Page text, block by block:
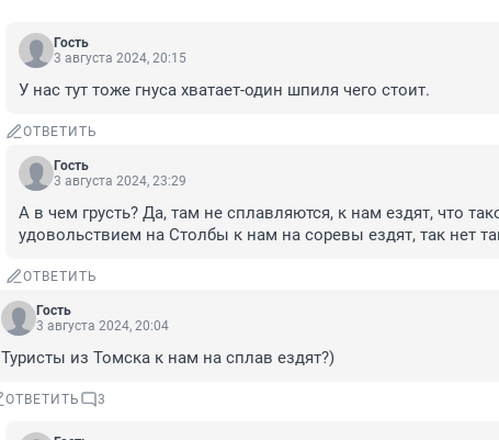
Гость
3 августа 2024, 20:15
У нас тут тоже гнуса хватает-один шпиля чего стоит.
ОТВЕТИТЬ
Гость
3 августа 2024, 23:29
А в чем грусть? Да, там не сплавляются, к нам ездят, что
удовольствием на Столбы к нам на соревы ездят, так нет
ОТВЕТИТЬ
Гость
3 августа 2024, 20:04
Туристы из Томска к нам на сплав ездят?)
ОТВЕТИТЬ 3